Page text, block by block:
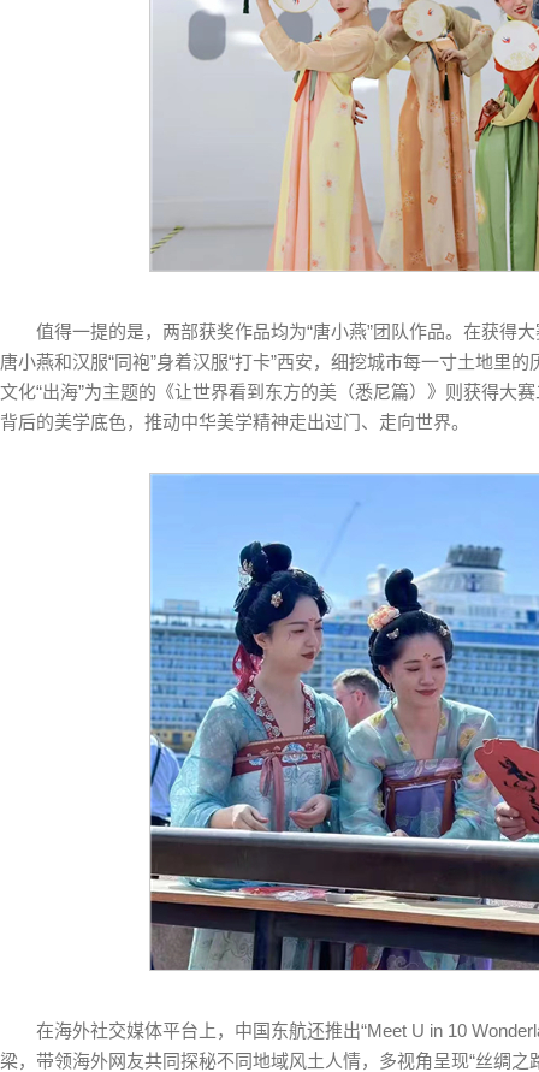
值得一提的是，两部获奖作品均为“唐小燕”团队作品。在获得
唐小燕和汉服“同袍”身着汉服“打卡”西安，细挖城市每一寸土地里
文化“出海”为主题的《让世界看到东方的美（悉尼篇）》则获得大
背后的美学底色，推动中华美学精神走出过门、走向世界。
在海外社交媒体平台上，中国东航还推出“Meet U in 10
梁，带领海外网友共同探秘不同地域风土人情，多视角呈现“丝绸